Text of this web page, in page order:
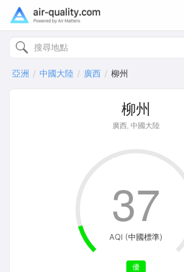
亞洲 中國大陸 廣西 柳州
柳州
廣西, 中國大陸
AQI (中國標準)
優
37